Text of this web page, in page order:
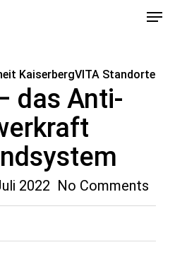
KaiserbergVITA Standorte
das Anti-
2022 No Comments